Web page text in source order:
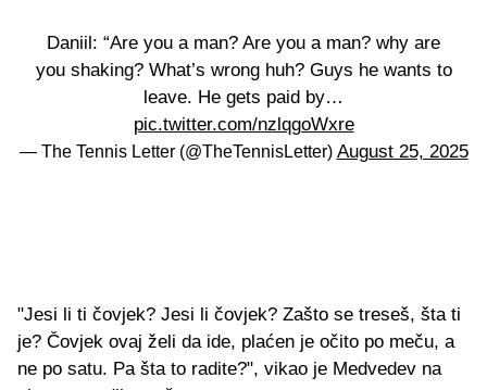
Daniil: “Are you a man? Are you a man? why are
you shaking? What’s wrong huh? Guys he wants to
leave. He gets paid by…
pic.twitter.com/nzlqgoWxre
— The Tennis Letter (@TheTennisLetter) August 25, 2025
"Jesi li ti čovjek? Jesi li čovjek? Zašto se treseš, šta ti
je? Čovjek ovaj želi da ide, plaćen je očito po meču, a
ne po satu. Pa šta to radite?", vikao je Medvedev na